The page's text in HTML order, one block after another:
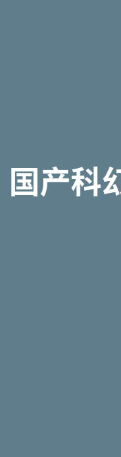
国产科